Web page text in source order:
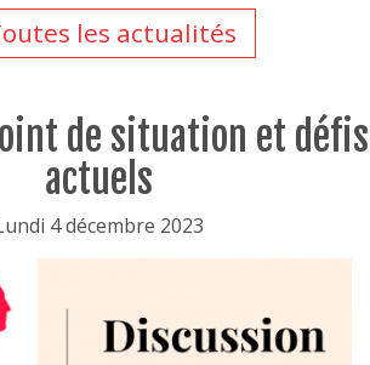
les actualités
de situation et défis
actuels
4 décembre 2023